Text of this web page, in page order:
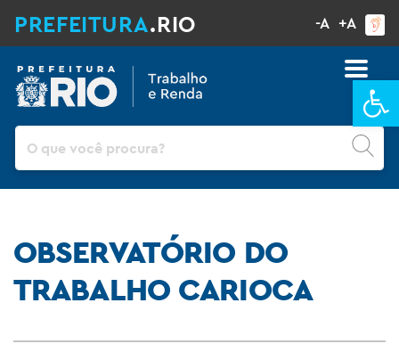
PREFEITURA.RIO -A +A
OBSERVATÓRIO DO
TRABALHO CARIOCA